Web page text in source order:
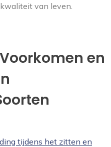
van leven.
en
tijdens het zitten en